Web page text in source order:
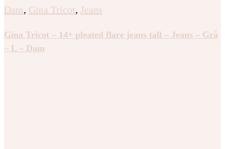
Dam, Gina Tricot, Jeans
Gina Tricot – 14+ pleated flare jeans tall – Jeans – Grå
– L – Dam